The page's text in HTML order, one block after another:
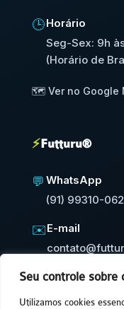
Seu controle sobre
Utilizamos cookies
🕒Horário
Seg-Sex: 9h
(Horário de
🗺️ Ver no Google
⚡Futturu®
💬 WhatsApp
(91) 99310-
✉️E-mail
⚡Resposta em até